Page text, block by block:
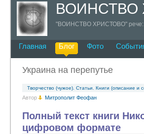
ВОИНСТВО
"ВОИНСТВО ХРИСТОВО"
Главная Блог Фото
Украина на перепутье
Творчество (чужое). Статьи. Книги (описание и
Автор
Митрополит Феофан
Полный текст книги
цифровом формате